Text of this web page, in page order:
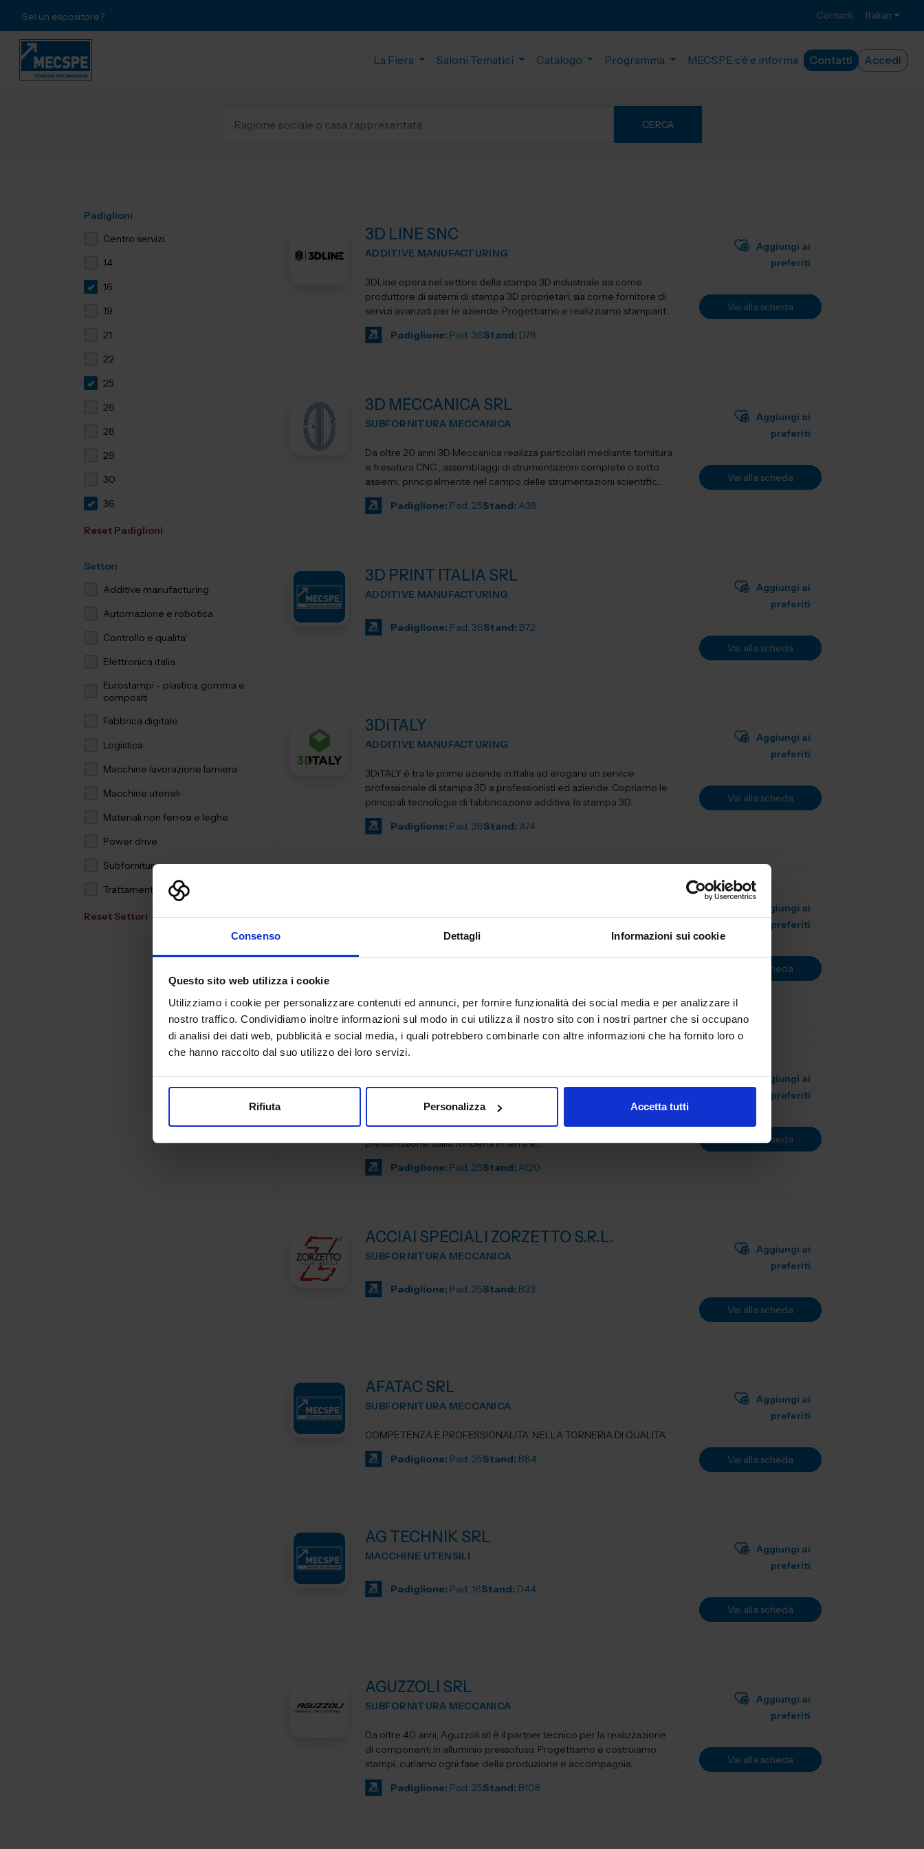
Consenso Dettagli Informazioni sui cookie
Questo sito web utilizza i cookie
Utilizziamo i cookie per personalizzare contenuti ed annunci, per fornire funzionalità dei social media e per analizzare il
nostro traffico. Condividiamo inoltre informazioni sul modo in cui utilizza il nostro sito con i nostri partner che si occupano
di analisi dei dati web, pubblicità e social media, i quali potrebbero combinarle con altre informazioni che ha fornito loro o
che hanno raccolto dal suo utilizzo dei loro servizi.
Rifiuta Personalizza Accetta tutti
Sei un espositore? Contatti Italian
La Fiera Saloni Tematici Catalogo Programma MECSPE c’è e informa Contatti Accedi
CERCA
Padiglioni
Centro servizi
14
16
19
21
22
25
26
28
29
30
36
Reset Padiglioni
Settori
Additive manufacturing
Automazione e robotica
Controllo e qualita'
Elettronica italia
Eurostampi - plastica, gomma e
compositi
Fabbrica digitale
Logistica
Macchine lavorazione lamiera
Macchine utensili
Materiali non ferrosi e leghe
Power drive
Subfornitura meccanica
Trattamenti e finiture
Reset Settori
3D LINE SNC
ADDITIVE MANUFACTURING
3DLine opera nel settore della stampa 3D industriale sia come
produttore di sistemi di stampa 3D proprietari, sia come fornitore di
servizi avanzati per le aziende. Progettiamo e realizziamo stampant...
Padiglione: Pad. 36Stand: D78
Aggiungi ai
preferiti
Vai alla scheda
3D MECCANICA SRL
SUBFORNITURA MECCANICA
Da oltre 20 anni 3D Meccanica realizza particolari mediante tornitura
e fresatura CNC , assemblaggi di strumentazioni complete o sotto
assiemi, principalmente nel campo delle strumentazioni scientific...
Padiglione: Pad. 25Stand: A38
Aggiungi ai
preferiti
Vai alla scheda
3D PRINT ITALIA SRL
ADDITIVE MANUFACTURING
Padiglione: Pad. 36Stand: B72
Aggiungi ai
preferiti
Vai alla scheda
3DiTALY
ADDITIVE MANUFACTURING
3DiTALY è tra le prime aziende in Italia ad erogare un service
professionale di stampa 3D a professionisti ed aziende. Copriamo le
principali tecnologie di fabbricazione additiva, la stampa 3D...
Padiglione: Pad. 36Stand: A74
Aggiungi ai
preferiti
Vai alla scheda
ADDITIVE MANUFACTURING
3DZ spa è specializzata nell’introduzione della stampa 3D nelle
imprese e nella vendita dei più prestigiosi brand mondiali di
Padiglione:
Pad. 36Stand: D64
Aggiungi ai
preferiti
Vai alla scheda
SUBFORNITURA MECCANICA
AB Fonderie Italia è il più qualificato network italiano di fonderie.
Utilizziamo tutte le tecnologie fusorie, dalla fonderia in conchiglia alla
pressofusione, dalla fonderia in terra e...
Padiglione: Pad. 25Stand: A120
Aggiungi ai
preferiti
Vai alla scheda
ACCIAI SPECIALI ZORZETTO S.R.L.
SUBFORNITURA MECCANICA
Padiglione: Pad. 25Stand: B33
Aggiungi ai
preferiti
Vai alla scheda
AFATAC SRL
SUBFORNITURA MECCANICA
COMPETENZA E PROFESSIONALITA’ NELLA TORNERIA DI QUALITA’
Padiglione: Pad. 25Stand: B84
Aggiungi ai
preferiti
Vai alla scheda
AG TECHNIK SRL
MACCHINE UTENSILI
Padiglione: Pad. 16Stand: D44
Aggiungi ai
preferiti
Vai alla scheda
AGUZZOLI SRL
SUBFORNITURA MECCANICA
Da oltre 40 anni, Aguzzoli srl è il partner tecnico per la realizzazione
di componenti in alluminio pressofuso. Progettiamo e costruiamo
stampi, curiamo ogni fase della produzione e accompagnia...
Padiglione: Pad. 25Stand: B108
Aggiungi ai
preferiti
Vai alla scheda